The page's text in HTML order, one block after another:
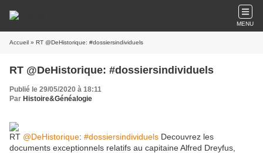
MENU
Accueil » RT @DeHistorique: #dossiersindividuels
RT @DeHistorique: #dossiersindividuels
Publié le 29/05/2020 à 18:11
Par Histoire&Généalogie
RT @DeHistorique: #dossiersindividuels Decouvrez les
documents exceptionnels relatifs au capitaine Alfred Dreyfus,